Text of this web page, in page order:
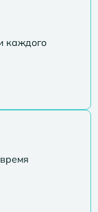
каждого